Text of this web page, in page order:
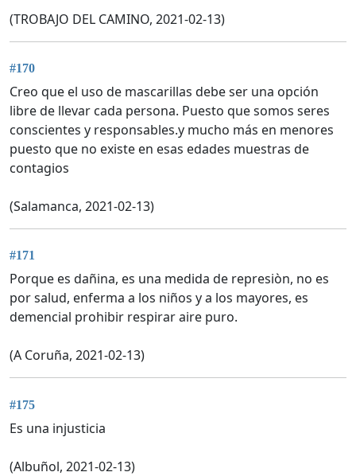
(TROBAJO DEL CAMINO, 2021-02-13)
#170
Creo que el uso de mascarillas debe ser una opción
libre de llevar cada persona. Puesto que somos seres
conscientes y responsables.y mucho más en menores
puesto que no existe en esas edades muestras de
contagios
(Salamanca, 2021-02-13)
#171
Porque es dañina, es una medida de represiòn, no es
por salud, enferma a los niños y a los mayores, es
demencial prohibir respirar aire puro.
(A Coruña, 2021-02-13)
#175
Es una injusticia
(Albuñol, 2021-02-13)